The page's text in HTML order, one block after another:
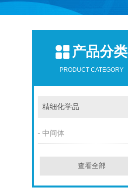
产品分类
PRODUCT CATEGORY
精细化学品
中间体
查看全部